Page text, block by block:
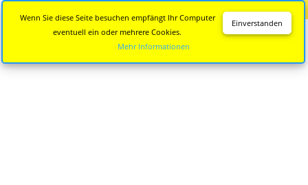
Einverstanden
Wenn Sie diese Seite besuchen empfängt Ihr Computer
eventuell ein oder mehrere Cookies.
Mehr Informationen